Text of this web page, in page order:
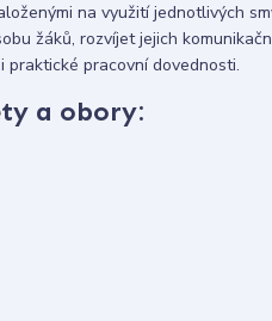
na využití jednotlivých
žáků, rozvíjet jejich
pracovní dovednosti.
a obory: